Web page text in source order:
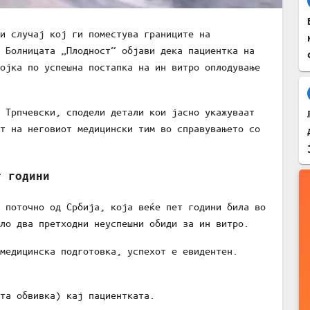
случај кој ги поместува границите на
„Плодност“ објави дека пациентка на
по успешна постапка на ин витро оплодување
сподели детали кои јасно укажуваат
на неговиот медицински тим во справувањето со
години
од Србија, која веќе пет години била во
два претходни неуспешни обиди за ин витро.
подготовка, успехот е евидентен.
обвивка) кај пациентката.